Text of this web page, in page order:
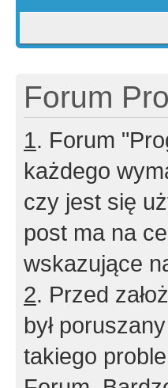
Forum
1. Forum
każdego
czy jest się
post ma na
wskazujące
2. Przed
był
takiego